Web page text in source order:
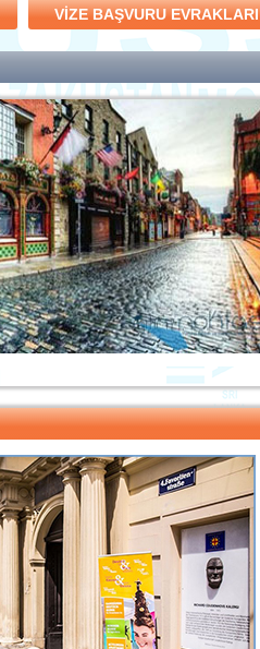
VİZE BAŞVURU EVRAKLARI